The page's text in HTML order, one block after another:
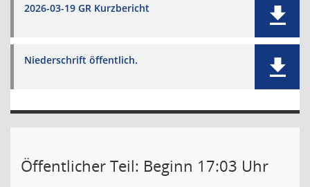
2026-03-19 GR Kurzbericht
Niederschrift öffentlich.
Öffentlicher Teil: Beginn 17:03 Uhr